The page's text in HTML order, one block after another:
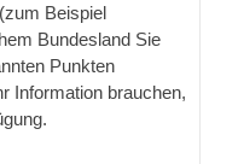
Beispiel
Bundesland Sie
Punkten
Information brauchen,